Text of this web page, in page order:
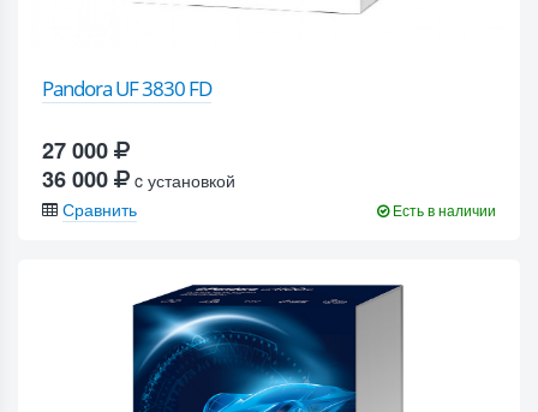
Pandora UF 3830 FD
27 000
36 000
c установкой
Сравнить
Есть в наличии